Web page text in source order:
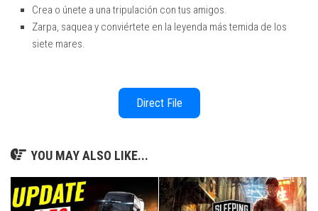
Crea o únete a una tripulación con tus amigos.
Zarpa, saquea y conviértete en la leyenda más temida de los
siete mares.
Direct File
YOU MAY ALSO LIKE...